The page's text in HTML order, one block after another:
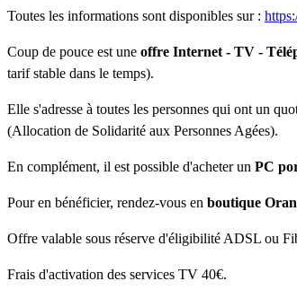
Toutes les informations sont disponibles sur :
Coup de pouce est une offre Internet - TV -
tarif stable dans le temps).
Elle s'adresse à toutes les personnes qui ont un
(Allocation de Solidarité aux Personnes Agées).
En complément, il est possible d'acheter un PC
Pour en bénéficier, rendez-vous en boutique
Offre valable sous réserve d'éligibilité ADSL ou
Frais d'activation des services TV 40€.